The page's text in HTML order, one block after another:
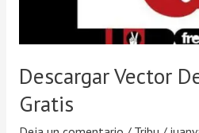
Descargar Vector
Gratis